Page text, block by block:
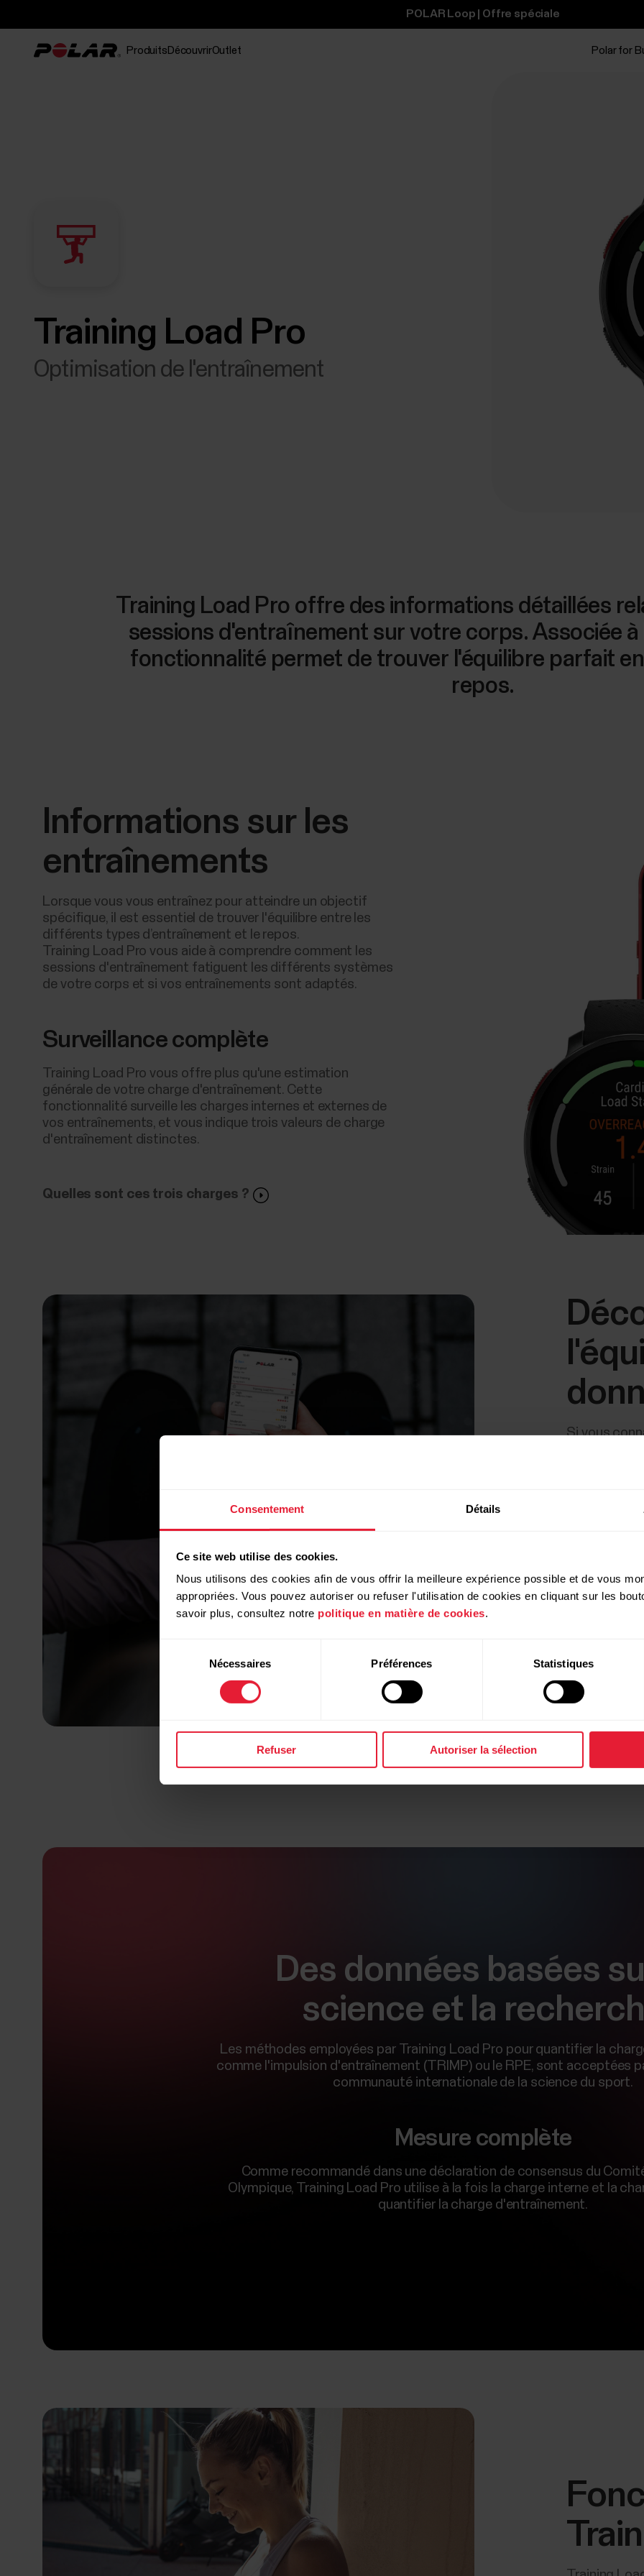
Consentement Détails
Ce site web utilise des cookies.
Nous utilisons des cookies afin de vous offrir la meilleure expérience possible et de vous
appropriées. Vous pouvez autoriser ou refuser l'utilisation de cookies en cliquant sur les
savoir plus, consultez notre politique en matière de cookies.
consentement
Nécessaires Préférences Statistiques
Refuser Autoriser la sélection
POLAR Loop | Offre spéciale
Produits DécouvrirOutlet Polar for
Training Load Pro
Optimisation de l'entraînement
Training Load Pro offre des informations détaillées
sessions d'entraînement sur votre corps. Associée
fonctionnalité permet de trouver l'équilibre parfait
repos.
Informations sur les
entraînements
Lorsque vous vous entraînez pour atteindre un objectif
spécifique, il est essentiel de trouver l'équilibre entre les
différents types d’entraînement et le repos.
Training Load Pro vous aide à comprendre comment les
sessions d'entraînement fatiguent les différents systèmes
de votre corps et si vos entraînements sont adaptés.
Surveillance complète
Training Load Pro vous offre plus qu'une estimation
générale de votre charge d'entraînement. Cette
fonctionnalité surveille les charges internes et externes de
vos entraînements, et vous indique trois valeurs de charge
d'entraînement distinctes.
Quelles sont ces trois charges ?
Si vous
corps, vous
Un
Training
pas assez
efforts
Training
sessions
Des données basées
science et la
Les méthodes employées par Training Load Pro pour quantifier la
comme l'impulsion d'entraînement (TRIMP) ou le RPE, sont acceptées
communauté internationale de la science du sport.
Mesure complète
Comme recommandé dans une déclaration de consensus du
Olympique, Training Load Pro utilise à la fois la charge interne et la
quantifier la charge d'entraînement.